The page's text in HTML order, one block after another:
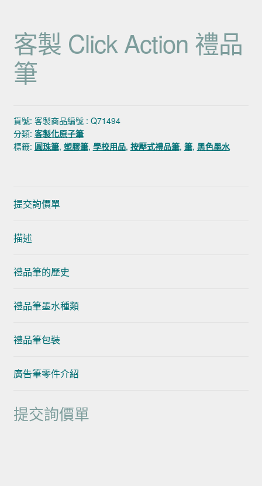
客製 Click Action 禮品
筆
貨號: 客製商品編號 : Q71494
分類: 客製化原子筆
標籤: 圓珠筆, 塑膠筆, 學校用品, 按壓式禮品筆, 筆, 黑色墨水
提交詢價單
描述
禮品筆的歷史
禮品筆墨水種類
禮品筆包裝
廣告筆零件介紹
提交詢價單